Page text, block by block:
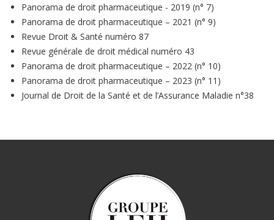
Panorama de droit pharmaceutique - 2019 (n° 7)
Panorama de droit pharmaceutique – 2021 (n° 9)
Revue Droit & Santé numéro 87
Revue générale de droit médical numéro 43
Panorama de droit pharmaceutique – 2022 (n° 10)
Panorama de droit pharmaceutique – 2023 (n° 11)
Journal de Droit de la Santé et de l’Assurance Maladie n°38